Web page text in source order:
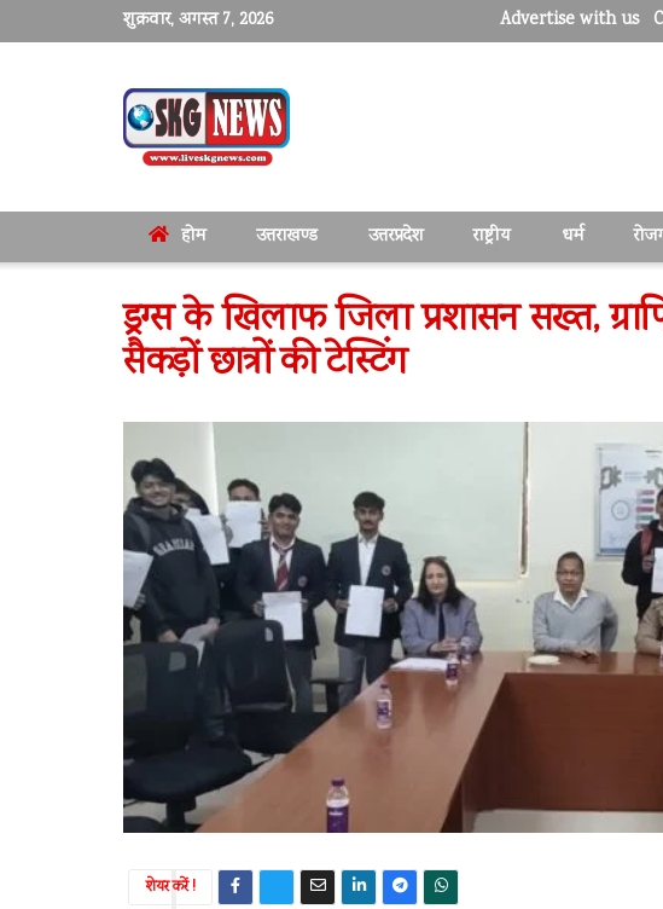
शुक्रवार, अगस्त 7, 2026 Advertise with us
होम उत्तराखण्ड उत्तरप्रदेश राष्ट्रीय धर्म
ड्रग्स के खिलाफ जिला प्रशासन सख्त,
सैकड़ों छात्रों की टेस्टिंग
शेयर करें !